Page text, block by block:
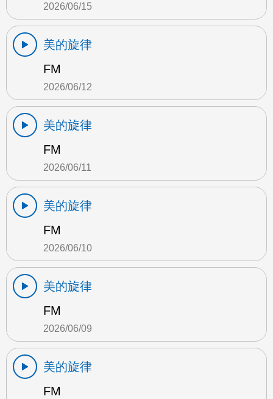
2026/06/15
美的旋律
FM
2026/06/12
美的旋律
FM
2026/06/11
美的旋律
FM
2026/06/10
美的旋律
FM
2026/06/09
美的旋律
FM